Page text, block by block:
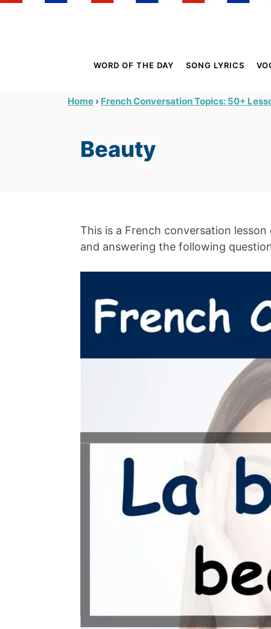
WORD OF THE DAY SONG LYRICS
Home › French Conversation Topics: 50+
Beauty
This is a French conversation
and answering the following